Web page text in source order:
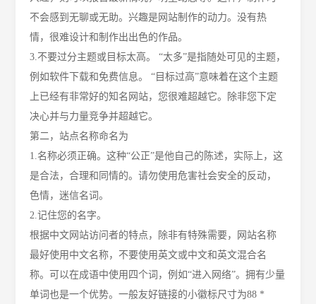
不会感到无聊或无助。兴趣是网站制作的动力。没有热
情，很难设计和制作出出色的作品。
3.不要过分主题或目标太高。 “太多”是指随处可见的主题，
例如软件下载和免费信息。 “目标过高”意味着在这个主题
上已经有非常好的知名网站，您很难超越它。除非您下定
决心并与力量竞争并超越它。
第二，站点名称命名为
1.名称必须正确。这种“公正”是他自己的陈述，实际上，这
是合法，合理和同情的。请勿使用危害社会安全的反动，
色情，迷信名词。
2.记住您的名字。
根据中文网站访问者的特点，除非有特殊需要，网站名称
最好使用中文名称，不要使用英文或中文和英文混合名
称。可以在成语中使用四个词，例如“进入网络”。拥有少量
单词也是一个优势。一般友好链接的小徽标尺寸为88 *